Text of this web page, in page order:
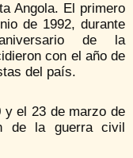
Angola. El primero
de 1992, durante
de la
con el año de
del país.
y el 23 de marzo de
de la guerra civil